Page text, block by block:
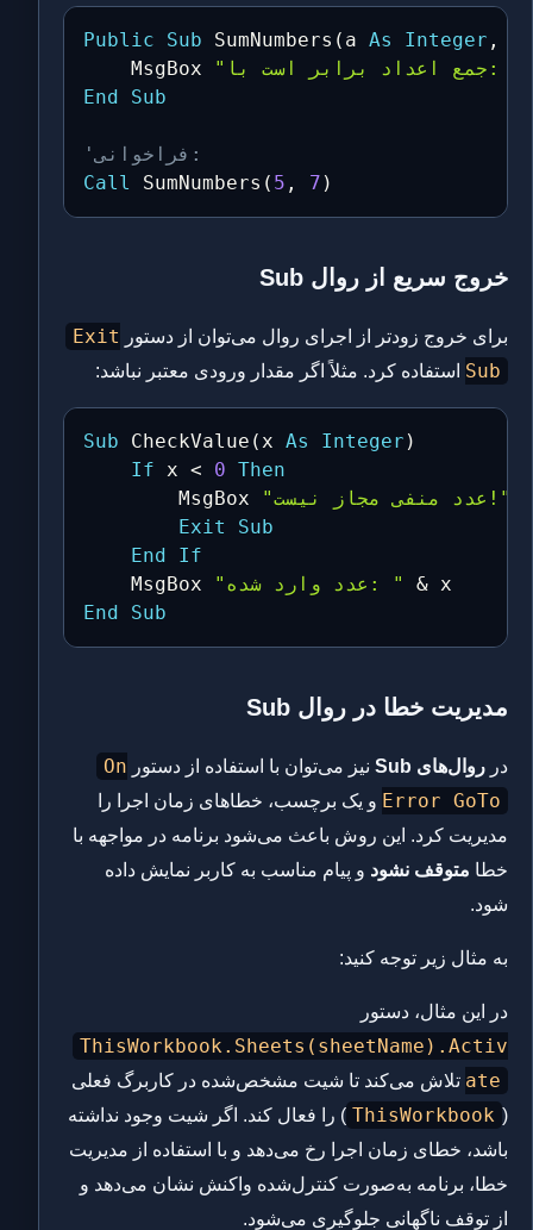
Public Sub SumNumbers ( a As Integer ,
    MsgBox
"جمع اعداد برابر است با: "
End
Sub
'فراخوانی:
Call
SumNumbers ( 5 , 7 )
خروج سریع از روال Sub
برای خروج زودتر از اجرای روال می‌توان از دستور
Exit
Sub استفاده کرد. مثلاً اگر مقدار ورودی معتبر نباشد:
Sub CheckValue ( x As Integer )
If x < 0 Then
        MsgBox
"عدد منفی مجاز نیست!"
Exit
Sub
End
If
    MsgBox
"عدد وارد شده: " &
End
Sub
مدیریت خطا در روال Sub
در روال‌های Sub نیز می‌توان با استفاده از دستور On
Error GoTo و یک برچسب، خطاهای زمان اجرا را
مدیریت کرد. این روش باعث می‌شود برنامه در مواجهه با
خطا متوقف نشود و پیام مناسب به کاربر نمایش داده
شود.
به مثال زیر توجه کنید:
در این مثال، دستور
ThisWorkbook.Sheets(sheetName).Activ
ate تلاش می‌کند تا شیت مشخص‌شده در کاربرگ فعلی
(
ThisWorkbook ) را فعال کند. اگر شیت وجود نداشته
باشد، خطای زمان اجرا رخ می‌دهد و با استفاده از مدیریت
خطا، برنامه به‌صورت کنترل‌شده واکنش نشان می‌دهد و
از توقف ناگهانی جلوگیری می‌شود.